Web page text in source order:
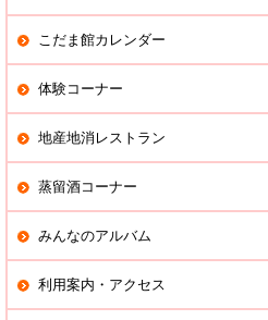
こだま館カレンダー
体験コーナー
地産地消レストラン
蒸留酒コーナー
みんなのアルバム
利用案内・アクセス